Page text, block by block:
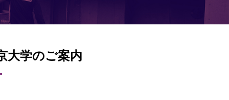
大学のご案内